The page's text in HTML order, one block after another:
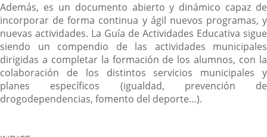
Además, es un documento abierto y dinámico capaz de
incorporar de forma continua y ágil nuevos programas, y
nuevas actividades. La Guía de Actividades Educativa sigue
siendo un compendio de las actividades municipales
dirigidas a completar la formación de los alumnos, con la
colaboración de los distintos servicios municipales y
planes específicos (igualdad, prevención de
drogodependencias, fomento del deporte…).